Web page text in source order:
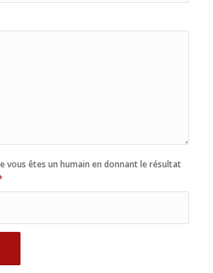
vous êtes un humain en donnant le résultat